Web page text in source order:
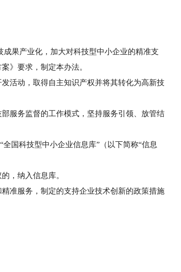
果产业化，加大对科技型中小企业的精准支
》要求，制定本办法。
活动，取得自主知识产权并将其转化为高新技
服务监督的工作模式，坚持服务引领、放管结
国科技型中小企业信息库”（以下简称“信息
，纳入信息库。
准服务，制定的支持企业技术创新的政策措施